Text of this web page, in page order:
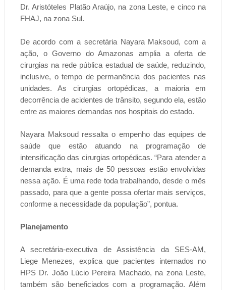
Dr. Aristóteles Platão Araújo, na zona Leste, e cinco na
FHAJ, na zona Sul.
De acordo com a secretária Nayara Maksoud, com a
ação, o Governo do Amazonas amplia a oferta de
cirurgias na rede pública estadual de saúde, reduzindo,
inclusive, o tempo de permanência dos pacientes nas
unidades. As cirurgias ortopédicas, a maioria em
decorrência de acidentes de trânsito, segundo ela, estão
entre as maiores demandas nos hospitais do estado.
Nayara Maksoud ressalta o empenho das equipes de
saúde que estão atuando na programação de
intensificação das cirurgias ortopédicas. “Para atender a
demanda extra, mais de 50 pessoas estão envolvidas
nessa ação. É uma rede toda trabalhando, desde o mês
passado, para que a gente possa ofertar mais serviços,
conforme a necessidade da população”, pontua.
Planejamento
A secretária-executiva de Assistência da SES-AM,
Liege Menezes, explica que pacientes internados no
HPS Dr. João Lúcio Pereira Machado, na zona Leste,
também são beneficiados com a programação. Além